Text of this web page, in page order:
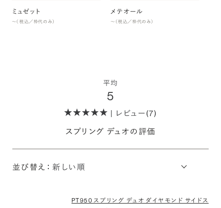
ミュゼット
〜（税込／枠代のみ）
メテオール
〜（税込／枠代のみ）
平均
5
| レビュー(7)
スプリング デュオの評価
並び替え：
PT950 スプリング デュオ ダイヤモンド サイドス